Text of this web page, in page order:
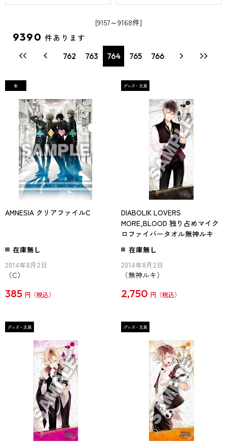
[9157～9168件]
9390 件あります
762 763 764 765 766
AMNESIA クリアファイルC
在庫無し
2014年8月2日
（C）
385 円
DIABOLIK LOVERS
MORE,BLOOD 独り占めマイク
ロファイバータオル無神ルキ
在庫無し
2014年8月2日
（無神ルキ）
2,750 円